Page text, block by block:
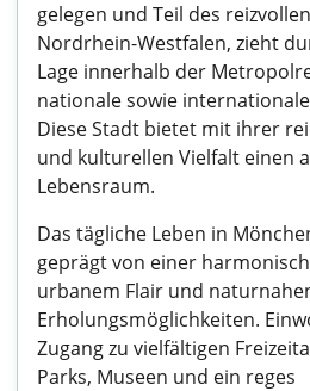
gelegen und Teil des
Nordrhein-Westfalen, zieht
Lage innerhalb der
nationale sowie
Diese Stadt bietet mit ihrer
und kulturellen Vielfalt einen
Lebensraum.
Das tägliche Leben in
geprägt von einer
urbanem Flair und
Erholungsmöglichkeiten.
Zugang zu vielfältigen
Parks, Museen und ein reges